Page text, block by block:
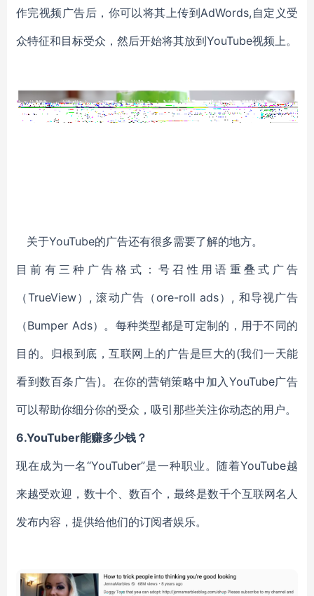
作完视频广告后，你可以将其上传到AdWords,自定义受
众特征和目标受众，然后开始将其放到YouTube视频上。
关于YouTube的广告还有很多需要了解的地方。
目前有三种广告格式：号召性用语重叠式广告
（TrueView）, 滚动广告（ore-roll ads）, 和导视广告
（Bumper Ads）。每种类型都是可定制的，用于不同的
目的。归根到底，互联网上的广告是巨大的(我们一天能
看到数百条广告)。在你的营销策略中加入YouTube广告
可以帮助你细分你的受众，吸引那些关注你动态的用户。
6.YouTuber能赚多少钱？
现在成为一名“YouTuber”是一种职业。随着YouTube越
来越受欢迎，数十个、数百个，最终是数千个互联网名人
发布内容，提供给他们的订阅者娱乐。